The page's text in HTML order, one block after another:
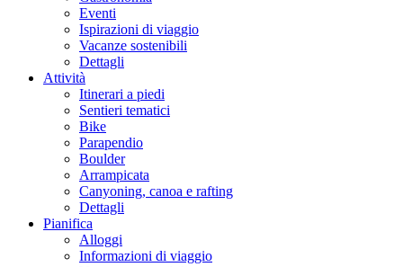
Difficoltà totale
Derivante dal livello di difficoltà tecnica e di preparazione fisica
richiesti.
Punto più alto
Punto più basso
Periodo consigliato
Eventi
Ispirazioni di viaggio
Vacanze sostenibili
Dettagli
Attività
Itinerari a piedi
Sentieri tematici
Bike
Parapendio
Boulder
Arrampicata
Canyoning, canoa e rafting
Dettagli
Pianifica
Alloggi
Informazioni di viaggio